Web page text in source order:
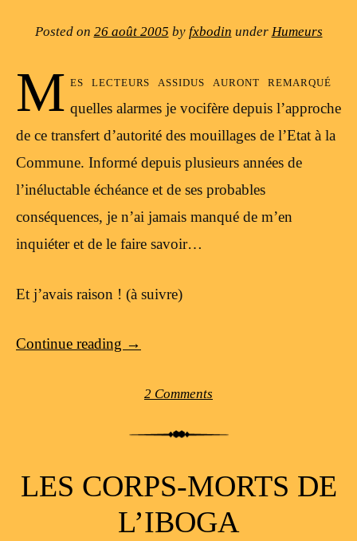
Posted on 26 août 2005 by fxbodin under Humeurs
M es lecteurs assidus auront remarqué
quelles alarmes je vocifère depuis l’approche
de ce transfert d’autorité des mouillages de l’Etat à la
Commune. Informé depuis plusieurs années de
l’inéluctable échéance et de ses probables
conséquences, je n’ai jamais manqué de m’en
inquiéter et de le faire savoir…
Et j’avais raison ! (à suivre)
Continue reading →
2 Comments
LES CORPS-MORTS DE
L’IBOGA